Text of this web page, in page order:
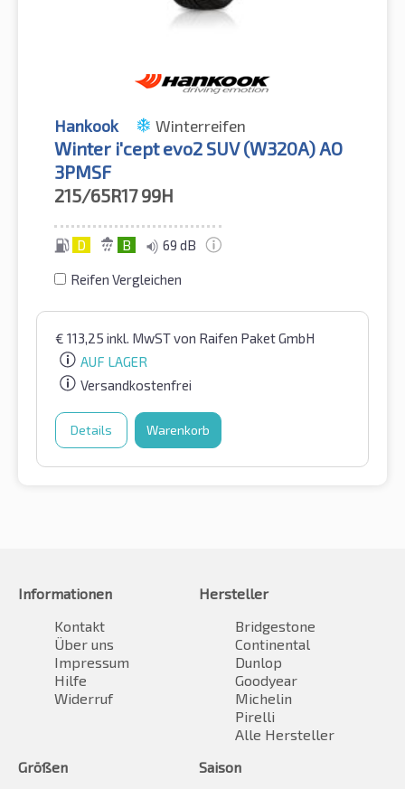
Hankook Winterreifen
Winter i'cept evo2 SUV (W320A) AO
3PMSF
215/65R17 99H
D B 69 dB
Reifen Vergleichen
€ 113,25 inkl. MwSTvon Raifen Paket GmbH
AUF LAGER
Versandkostenfrei
Details Warenkorb
Informationen
Kontakt
Über uns
Impressum
Hilfe
Widerruf
Hersteller
Bridgestone
Continental
Dunlop
Goodyear
Michelin
Pirelli
Alle Hersteller
Größen
Saison